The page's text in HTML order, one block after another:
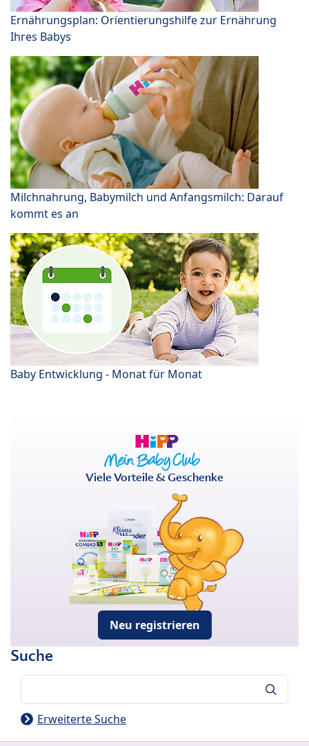
Ernährungsplan: Orientierungshilfe zur Ernährung
Ihres Babys
Milchnahrung, Babymilch und Anfangsmilch: Darauf
kommt es an
Baby Entwicklung - Monat für Monat
Viele Vorteile & Geschenke
Neu registrieren
Suche
Erweiterte Suche